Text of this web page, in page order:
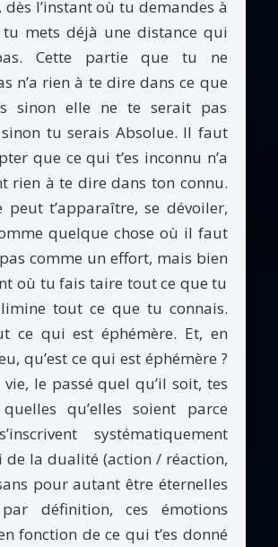
dès l’instant où tu demandes à
tu mets déjà une distance qui
Cette partie que tu ne
n’a rien à te dire dans ce que
sinon elle ne te serait pas
tu serais Absolue. Il faut
que ce qui t’es inconnu n’a
rien à te dire dans ton connu.
peut t’apparaître, se dévoiler,
quelque chose où il faut
comme un effort, mais bien
où tu fais taire tout ce que tu
tout ce que tu connais.
ce qui est éphémère. Et, en
qu’est ce qui est éphémère ?
le passé quel qu’il soit, tes
qu’elles soient parce
systématiquement
de la dualité (action / réaction,
pour autant être éternelles
définition, ces émotions
fonction de ce qui t’es donné